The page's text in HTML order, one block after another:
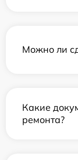
Можно ли
Какие
ремонта?